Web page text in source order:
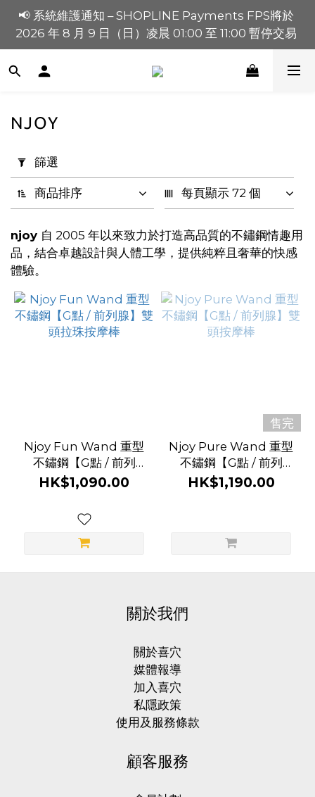
買滿 $1,200 正價貨品減 $120【1200120】| 買滿
$900 正價貨品減 $80！【90080】
📢 系統維護通知 – SHOPLINE Payments FPS將於
2026 年 8 月 9 日（日）凌晨 01:00 至 11:00 暫停交易
買滿 $1,200 正價貨品減 $120【1200120】| 買滿
篩
(0/20)
價格
(HK$)
~
具
功
能
(2)
NJOY
篩選
商品排序 每頁顯示 72 個
njoy 自 2005 年以來致力於打造高品質的不鏽鋼情趣用
品，結合卓越設計與人體工學，提供純粹且奢華的快感
體驗。
Njoy Fun Wand 重型
不鏽鋼【G點 / 前列
腺】雙頭拉珠按摩棒
HK$1,090.00
售完
Njoy Pure Wand 重型
不鏽鋼【G點 / 前列
腺】雙頭按摩棒
HK$1,190.00
關於我們
關於喜穴
媒體報導
加入喜穴
私隱政策
使用及服務條款
顧客服務